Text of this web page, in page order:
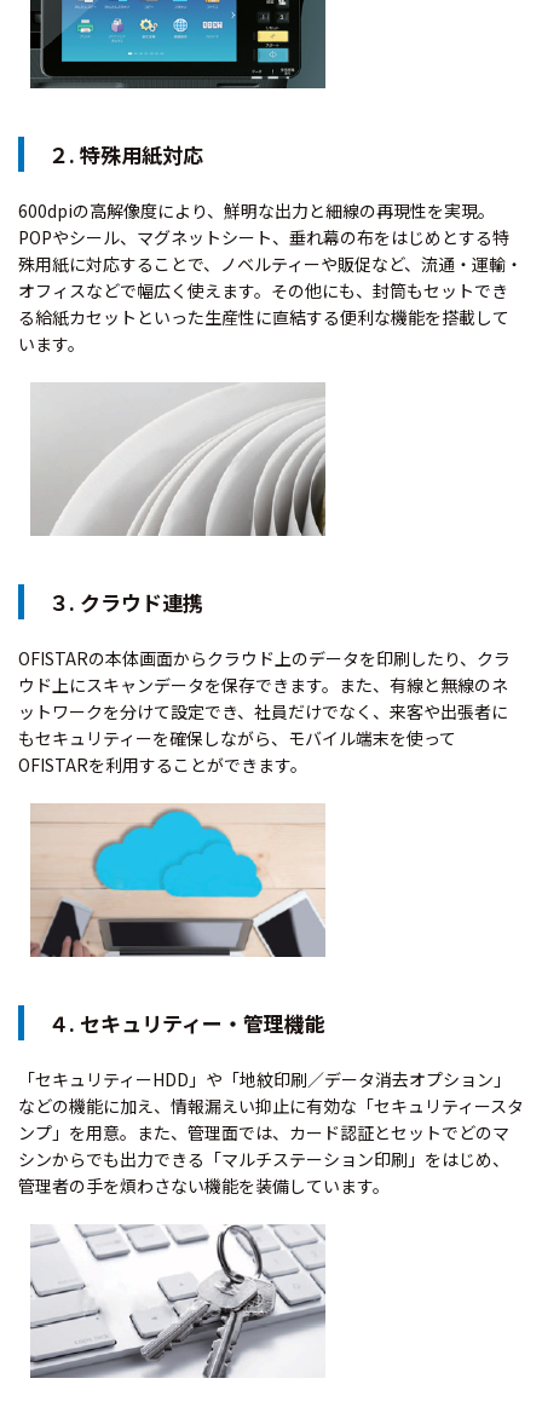
２. 特殊用紙対応
600dpiの高解像度により、鮮明な出力と細線の再現性を実現。
POPやシール、マグネットシート、垂れ幕の布をはじめとする特
殊用紙に対応することで、ノベルティーや販促など、流通・運輸・
オフィスなどで幅広く使えます。その他にも、封筒もセットでき
る給紙カセットといった生産性に直結する便利な機能を搭載して
います。
３. クラウド連携
OFISTARの本体画面からクラウド上のデータを印刷したり、クラ
ウド上にスキャンデータを保存できます。また、有線と無線のネ
ットワークを分けて設定でき、社員だけでなく、来客や出張者に
もセキュリティーを確保しながら、モバイル端末を使って
OFISTARを利用することができます。
４. セキュリティー・管理機能
「セキュリティーHDD」や「地紋印刷／データ消去オプション」
などの機能に加え、情報漏えい抑止に有効な「セキュリティースタ
ンプ」を用意。また、管理面では、カード認証とセットでどのマ
シンからでも出力できる「マルチステーション印刷」をはじめ、
管理者の手を煩わさない機能を装備しています。